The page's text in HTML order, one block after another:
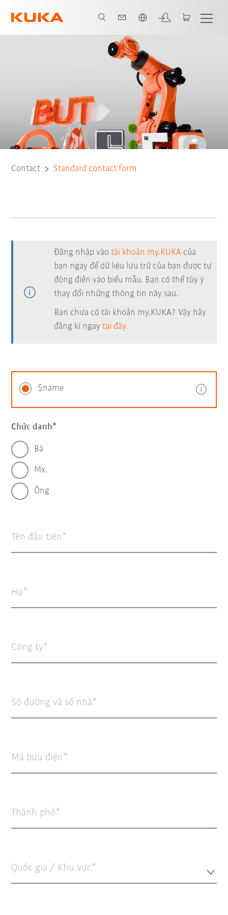
Contact Standard contact form
Đăng nhập vàotài khoản my.KUKA của
bạn ngay để dữ liệu lưu trữ của bạn được tự
động điền vào biểu mẫu. Bạn có thể tùy ý
thay đổi những thông tin này sau.
Bạn chưa có tài khoản my.KUKA? Vậy hãy
đăng kí ngaytại đây.
$name
Chức danh
Bà
Mx.
Ông
Tên đầu tiên
Họ
Công ty
Số đường và số nhà
Mã bưu điện
Thành phố
Quốc gia / Khu vực*